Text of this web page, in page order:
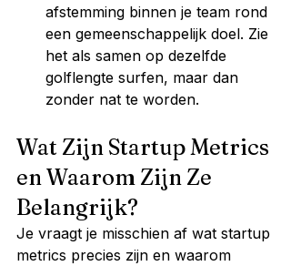
afstemming binnen je team rond
een gemeenschappelijk doel. Zie
het als samen op dezelfde
golflengte surfen, maar dan
zonder nat te worden.
Wat Zijn Startup Metrics
en Waarom Zijn Ze
Belangrijk?
Je vraagt je misschien af wat startup
metrics precies zijn en waarom